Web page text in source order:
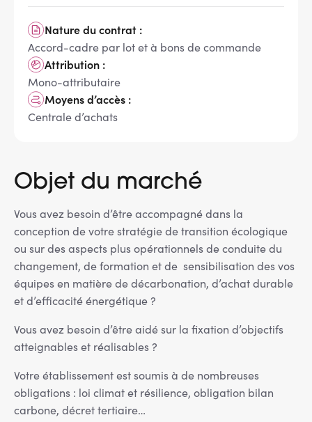
Nature du contrat :
Accord-cadre par lot et à bons de commande
Attribution :
Mono-attributaire
Moyens d’accès :
Centrale d’achats
Objet du marché
Vous avez besoin d’être accompagné dans la
conception de votre stratégie de transition écologique
ou sur des aspects plus opérationnels de conduite du
changement, de formation et de sensibilisation des vos
équipes en matière de décarbonation, d’achat durable
et d’efficacité énergétique ?
Vous avez besoin d’être aidé sur la fixation d’objectifs
atteignables et réalisables ?
Votre établissement est soumis à de nombreuses
obligations : loi climat et résilience, obligation bilan
carbone, décret tertiaire…